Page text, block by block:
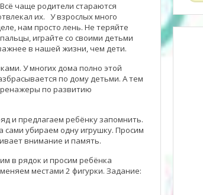
чаще родители стараются
их. У взрослых много
нам просто лень. Не теряйте
играйте со своими детьми
в нашей жизни, чем дети.
У многих дома полно этой
по дому детьми. А тем
по развитию
и предлагаем ребёнку запомнить.
сами убираем одну игрушку. Просим
внимание и память.
в рядок и просим ребёнка
местами 2 фигурки. Задание: